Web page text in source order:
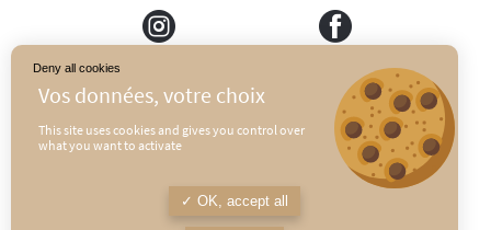
MEDIAPILOTE
PLAN DU SITE
CONDITIONS GÉNÉRALES DE VENTE
POLITIQUE DE CONFIDENTIALITÉ
MENTIONS LÉGALES
This site uses cookies and gives you control over
what you want to activate
OK, accept all
Deny all cookies